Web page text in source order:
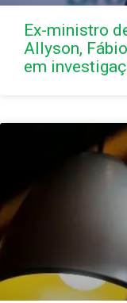
Ex-ministro
Allyson,
em